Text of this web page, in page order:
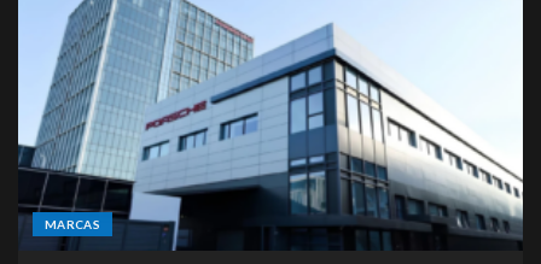
MARCAS